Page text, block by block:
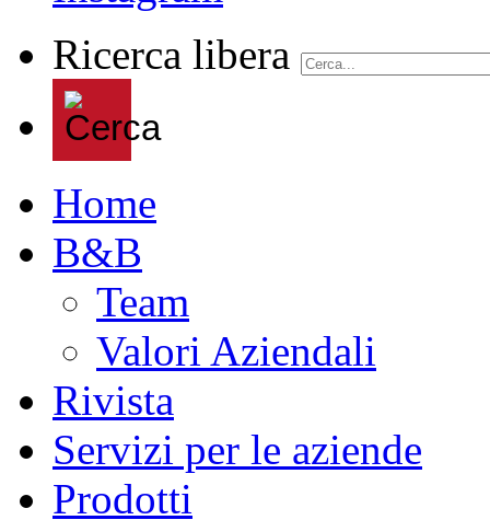
Ricerca libera
Home
B&B
Team
Valori Aziendali
Rivista
Servizi per le aziende
Prodotti